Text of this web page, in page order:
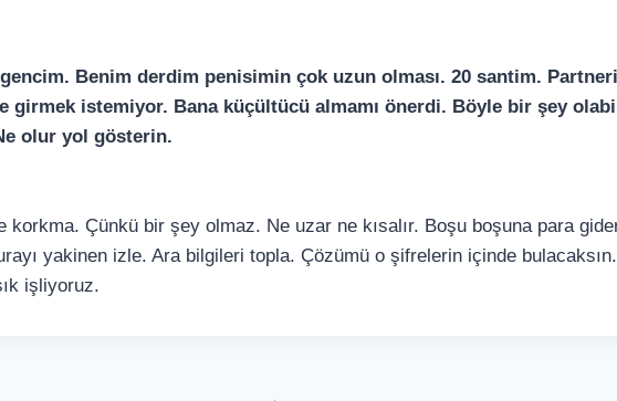
gencim. Benim derdim penisimin çok uzun olması. 20 santim.
girmek istemiyor. Bana küçültücü almamı önerdi. Böyle bir şey
olur yol gösterin.
korkma. Çünkü bir şey olmaz. Ne uzar ne kısalır. Boşu boşuna para
yakinen izle. Ara bilgileri topla. Çözümü o şifrelerin içinde
işliyoruz.